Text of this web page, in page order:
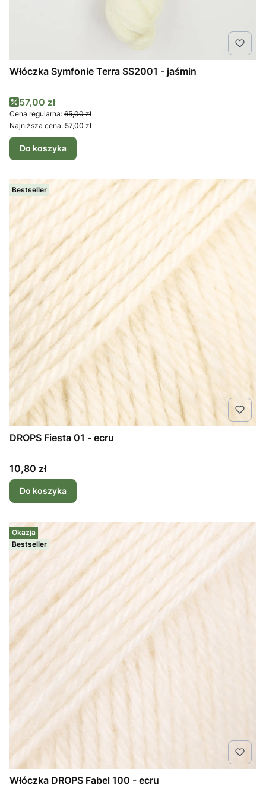
Włóczka Symfonie Terra SS2001 - jaśmin
Cena promocyjna
57,00 zł
Cena regularna: 65,00 zł
Najniższa cena: 57,00 zł
Do koszyka
Bestseller
DROPS Fiesta 01 - ecru
Cena
10,80 zł
Do koszyka
Okazja
Bestseller
Włóczka DROPS Fabel 100 - ecru